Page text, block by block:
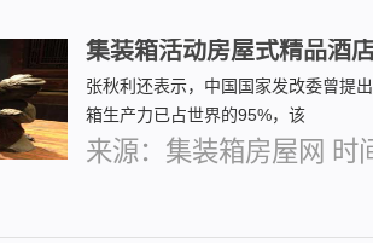
集装箱活动房屋式精品酒
张秋利还表示，中国国家发改委曾提
箱生产力已占世界的95%，该
来源：集装箱房屋网 时